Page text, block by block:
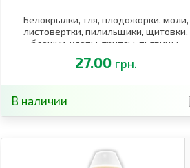
Белокрылки, тля, плодожорки, моли,
листовертки, пилильщики, щитовки,
блошки, клопы, трипсы, пьявицы,
27.00 грн.
В наличии